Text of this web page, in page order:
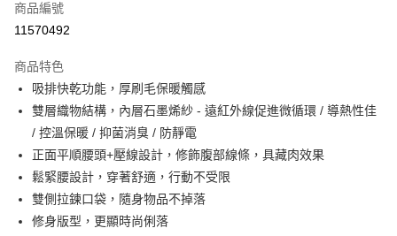
街口支付
Google Pay
全盈+PAY
大哥付你分期
相關說明
【大哥付你分期使用說明】
1.本服務由台灣大哥大提供，台灣大哥大用戶可立即使用無須另外申請。
2.付款方式選擇「大哥付你分期」，訂單成立後會自動跳轉到大哥付的交易
流程，驗證手機門號後，選擇欲分期的期數、繳款截止日，確認付款後即完
AFTEE先享後付
相關說明
商品編號
11570492
商品特色
吸排快乾功能，厚刷毛保暖觸感
雙層織物結構，內層石墨烯紗 - 遠紅外線促進微循環 / 導熱性佳
/ 控溫保暖 / 抑菌消臭 / 防靜電
正面平順腰頭+壓線設計，修飾腹部線條，具藏肉效果
鬆緊腰設計，穿著舒適，行動不受限
雙側拉鍊口袋，隨身物品不掉落
修身版型，更顯時尚俐落